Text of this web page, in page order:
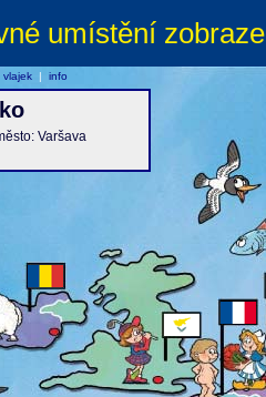
umístění
Varšava
vlajek | info